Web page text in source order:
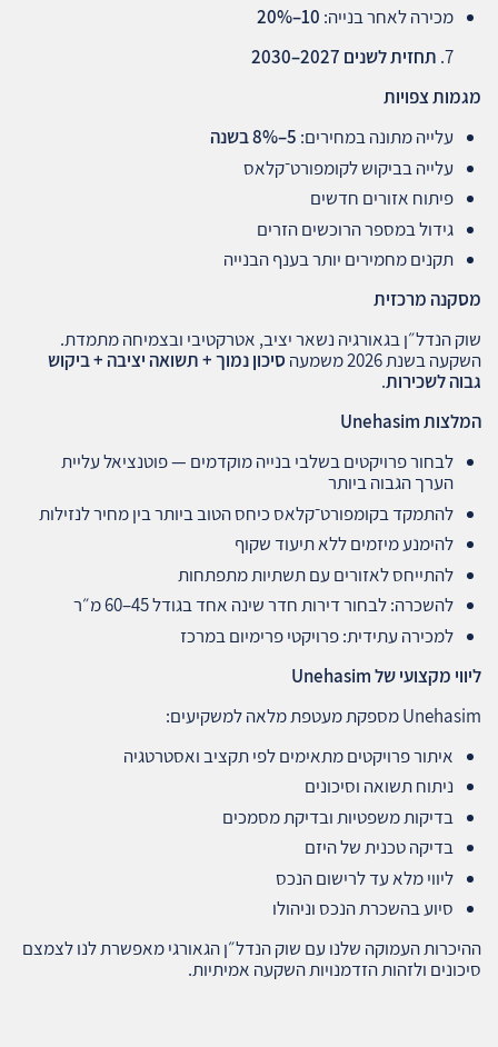
מכירה לאחר בנייה: 10–20%
תחזית לשנים 2027–2030
מגמות צפויות
עלייה מתונה במחירים: 5–8%
בשנה
עלייה בביקוש לקומפורט־קלאס
פיתוח אזורים חדשים
גידול במספר הרוכשים הזרים
תקנים מחמירים יותר בענף הבנייה
מסקנה מרכזית
שוק הנדל״ן בגאורגיה נשאר יציב, אטרקטיבי ובצמיחה מתמדת.
השקעה בשנת 2026 משמעה
סיכון נמוך + תשואה יציבה + ביקוש
גבוה לשכירות.
המלצותUnehasim
לבחור פרויקטים בשלבי בנייה מוקדמים — פוטנציאל עליית
הערך הגבוה ביותר
להתמקד בקומפורט־קלאס כיחס הטוב ביותר בין מחיר לנזילות
להימנע מיזמים ללא תיעוד שקוף
להתייחס לאזורים עם תשתיות מתפתחות
להשכרה: לבחור דירות חדר שינה אחד בגודל 45–60 מ״ר
למכירה עתידית: פרויקטי פרימיום במרכז
ליווי מקצועי של
Unehasim מספקת מעטפת מלאה למשקיעים:
איתור פרויקטים מתאימים לפי תקציב ואסטרטגיה
ניתוח תשואה וסיכונים
בדיקות משפטיות ובדיקת מסמכים
בדיקה טכנית של היזם
ליווי מלא עד לרישום הנכס
סיוע בהשכרת הנכס וניהולו
ההיכרות העמוקה שלנו עם שוק הנדל״ן הגאורגי מאפשרת לנו לצמצם
סיכונים ולזהות הזדמנויות השקעה אמיתיות.